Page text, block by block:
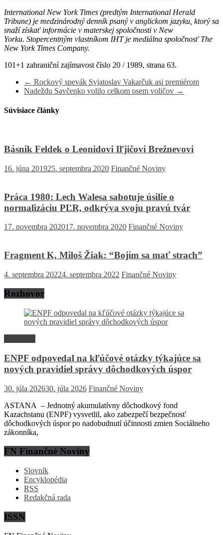
International New York Times (predtým International Herald
Tribune) je medzinárodný denník psaný v anglickom jazyku, ktorý sa
snaží získať informácie v materskej spoločnosti v New
Yorku. Stopercentným vlastníkom IHT je mediálna spoločnosť The
New York Times Company.
101+1 zahraniční zajímavost číslo 20 / 1989, strana 63.
← Rockový spevák Svjatoslav Vakarčuk asi premiérom
Nadeždu Savčenko volilo celkom osem voličov →
Súvisiace články
Básnik Feldek o Leonidovi Iľjičovi Brežnevovi
16. júna 201925. septembra 2020 Finančné Noviny
Práca 1980: Lech Walesa sabotuje úsilie o
normalizáciu PĽR, odkrýva svoju pravú tvár
17. novembra 202017. novembra 2020 Finančné Noviny
Fragment K, Miloš Žiak: “Bojím sa mať strach”
4. septembra 20224. septembra 2022 Finančné Noviny
Rozhovor
ENPF odpovedal na kľúčové otázky týkajúce sa
nových pravidiel správy dôchodkových úspor
30. júla 202630. júla 2026 Finančné Noviny
ASTANA – Jednotný akumulatívny dôchodkový fond
Kazachstanu (ENPF) vysvetlil, ako zabezpečí bezpečnosť
dôchodkových úspor po nadobudnutí účinnosti zmien Sociálneho
zákonníka,
FN Finančné Noviny
Slovník
Encyklopédia
RSS
Redakčná rada
ISSN